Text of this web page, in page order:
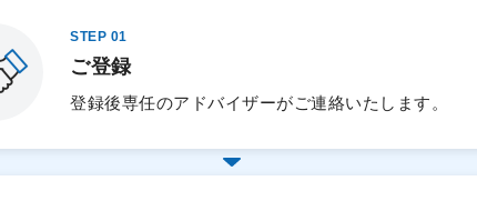
STEP 01
ご登録
登録後専任のアドバイザーがご連絡いたします。